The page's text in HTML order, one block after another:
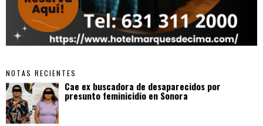
NOTAS RECIENTES
Cae ex buscadora de desaparecidos por
presunto feminicidio en Sonora